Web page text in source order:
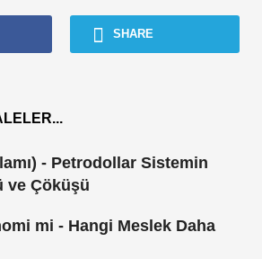
SHARE
- Petrodollar Sistemin
ve Çöküşü
mi - Hangi Meslek Daha